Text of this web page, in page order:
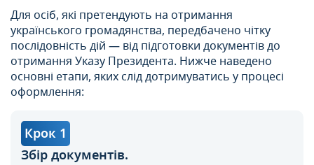
Для осіб, які претендують на отримання
українського громадянства, передбачено чітку
послідовність дій — від підготовки документів до
отримання Указу Президента. Нижче наведено
основні етапи, яких слід дотримуватись у процесі
оформлення:
Крок 1
Збір документів.